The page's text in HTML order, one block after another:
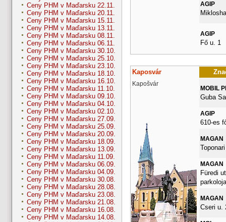
Ceny PHM v Maďarsku 22.11.
Ceny PHM v Maďarsku 20.11.
Ceny PHM v Maďarsku 15.11.
Ceny PHM v Maďarsku 13.11.
Ceny PHM v Maďarsku 08.11.
Ceny PHM v Maďarsku 06.11.
Ceny PHM v Maďarsku 30.10.
Ceny PHM v Maďarsku 25.10.
Ceny PHM v Maďarsku 23.10.
Ceny PHM v Maďarsku 18.10.
Ceny PHM v Maďarsku 16.10.
Ceny PHM v Maďarsku 11.10.
Ceny PHM v Maďarsku 09.10.
Ceny PHM v Maďarsku 04.10.
Ceny PHM v Maďarsku 02.10.
Ceny PHM v Maďarsku 27.09.
Ceny PHM v Maďarsku 25.09.
Ceny PHM v Maďarsku 20.09.
Ceny PHM v Maďarsku 18.09.
Ceny PHM v Maďarsku 13.09.
Ceny PHM v Maďarsku 11.09.
Ceny PHM v Maďarsku 06.09.
Ceny PHM v Maďarsku 04.09.
Ceny PHM v Maďarsku 30.08.
Ceny PHM v Maďarsku 28.08.
Ceny PHM v Maďarsku 23.08.
Ceny PHM v Maďarsku 21.08.
Ceny PHM v Maďarsku 16.08.
Ceny PHM v Maďarsku 14.08.
AGIP
AGIP
Fő u. 1
Kaposvár
Kapošvár
MOBIL
Guba
AGIP
610-es
MAGAN
MAGAN
Füredi
MAGAN
Cseri u.